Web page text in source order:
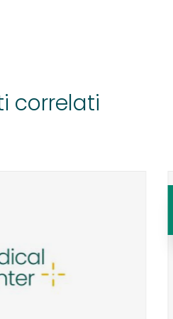
correlati